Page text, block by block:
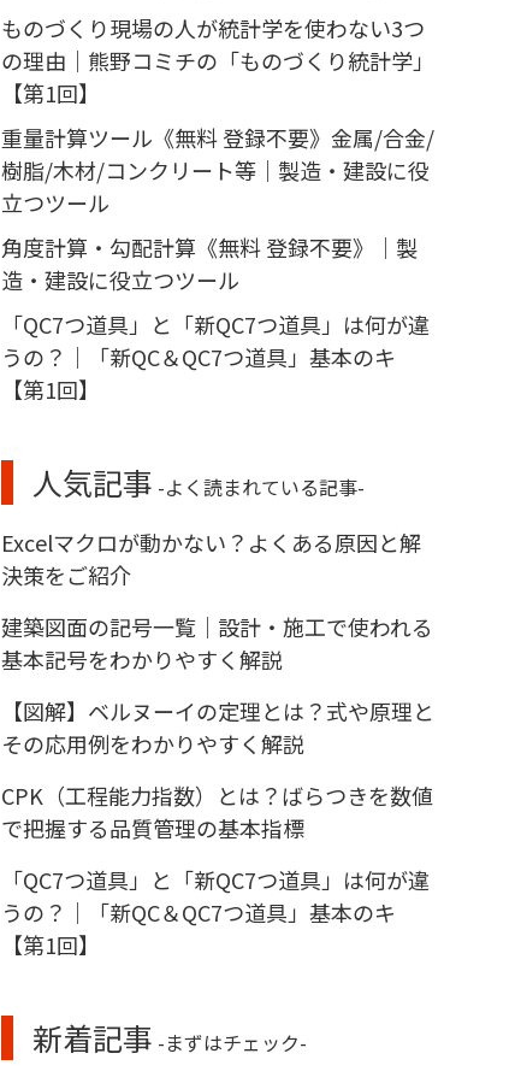
ものづくり現場の人が統計学を使わない3つ
の理由｜熊野コミチの「ものづくり統計学」
【第1回】
重量計算ツール《無料 登録不要》金属/合金/
樹脂/木材/コンクリート等｜製造・建設に役
立つツール
角度計算・勾配計算《無料 登録不要》｜製
造・建設に役立つツール
「QC7つ道具」と「新QC7つ道具」は何が違
うの？｜「新QC＆QC7つ道具」基本のキ
【第1回】
人気記事 -よく読まれている記事-
Excelマクロが動かない？よくある原因と解
決策をご紹介
建築図面の記号一覧｜設計・施工で使われる
基本記号をわかりやすく解説
【図解】ベルヌーイの定理とは？式や原理と
その応用例をわかりやすく解説
CPK（工程能力指数）とは？ばらつきを数値
で把握する品質管理の基本指標
「QC7つ道具」と「新QC7つ道具」は何が違
うの？｜「新QC＆QC7つ道具」基本のキ
【第1回】
新着記事 -まずはチェック-